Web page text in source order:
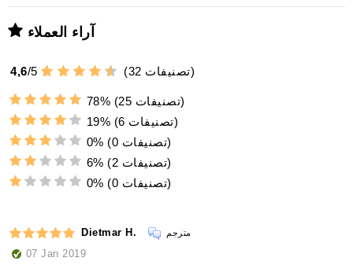
رمز البطارية
تنبيه صوتي
مدة
البطارية الفارغة تمامًا
الماء المُقطر
ضد البكتيريا والفيروسات
مقياس رطوبة دقيق ومعاير مسبقًا
وضع السيجارات:
آراء العملاء
4,6/5 (32 تصنيفات)
78%
(25 تصنيفات)
19%
(6 تصنيفات)
0%
(0 تصنيفات)
6%
(2 تصنيفات)
0%
(0 تصنيفات)
Dietmar H. مترجم
07 Jan 2019